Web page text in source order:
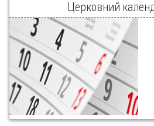
Церковний